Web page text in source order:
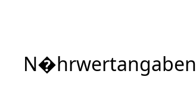
N�hrwertangaben